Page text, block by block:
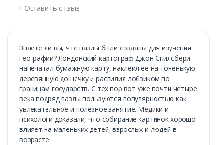
+ Оставить отзыв
Знаете ли вы, что пазлы были созданы для изучения
географии? Лондонский картограф Джон Спилсбери
напечатал бумажную карту, наклеил её на тоненькую
деревянную дощечку и распилил лобзиком по
границам государств. С тех пор вот уже почти четыре
века подряд пазлы пользуются популярностью как
увлекательное и полезное занятие. Медики и
психологи доказали, что собирание картинок хорошо
влияет на маленьких детей, взрослых и людей в
возрасте.